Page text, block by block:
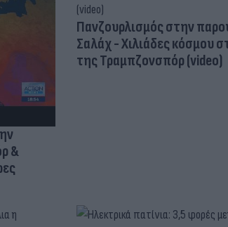
&
Πανζουρλισμός στην
Σαλάχ - Χιλιάδες κόσμου
της Τραμπζονσπόρ (video)